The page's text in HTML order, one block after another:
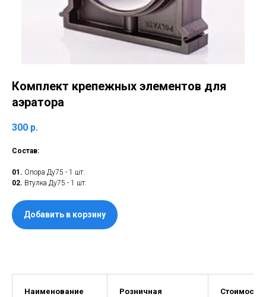
Комплект крепежных элементов для
аэратора
300 р.
Состав:
01. Опора Ду75 - 1 шт.
02. Втулка Ду75 - 1 шт.
Добавить в корзину
Наименование
Розничная
Стоимость